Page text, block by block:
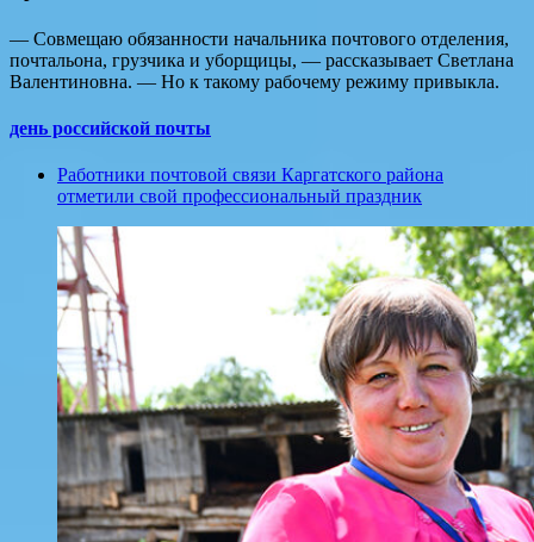
— Совмещаю обязанности начальника почтового отделения,
почтальона, грузчика и уборщицы, — рассказывает Светлана
Валентиновна. — Но к такому рабочему режиму привыкла.
день российской почты
Работники почтовой связи Каргатского района
отметили свой профессиональный праздник